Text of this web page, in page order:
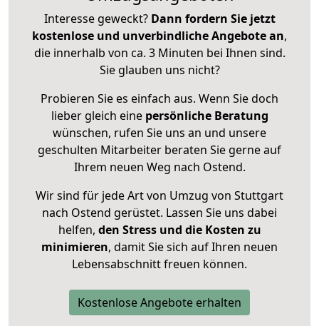
Interesse geweckt? Dann fordern Sie jetzt
kostenlose und unverbindliche Angebote an,
die innerhalb von ca. 3 Minuten bei Ihnen sind.
Sie glauben uns nicht?
Probieren Sie es einfach aus. Wenn Sie doch
lieber gleich eine persönliche Beratung
wünschen, rufen Sie uns an und unsere
geschulten Mitarbeiter beraten Sie gerne auf
Ihrem neuen Weg nach Ostend.
Wir sind für jede Art von Umzug von Stuttgart
nach Ostend gerüstet. Lassen Sie uns dabei
helfen, den Stress und die Kosten zu
minimieren, damit Sie sich auf Ihren neuen
Lebensabschnitt freuen können.
Kostenlose Angebote erhalten